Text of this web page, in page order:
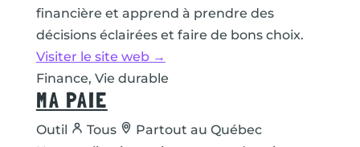
financière et apprend à prendre des
décisions éclairées et faire de bons choix.
Visiter le site web →
Finance, Vie durable
MA PAIE
Outil Tous
Partout au Québec